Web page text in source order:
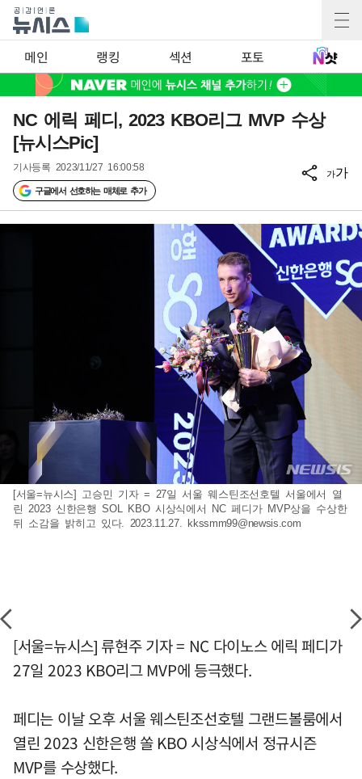
메인 랭킹 섹션 포토
NC 에릭 페디, 2023 KBO리그 MVP 수상
[뉴시스Pic]
기사등록 2023/11/27 16:00:58
구글에서 선호하는 매체로 추가
가가
[서울=뉴시스] 고승민 기자 = 27일 서울 웨스틴조선호텔 서울에서 열
린 2023 신한은행 SOL KBO 시상식에서 NC 페디가 MVP상을 수상한
뒤 소감을 밝히고 있다. 2023.11.27. kkssmm99@newsis.com
[서울=뉴시스] 류현주 기자 = NC 다이노스 에릭 페디가
27일 2023 KBO리그 MVP에 등극했다.
페디는 이날 오후 서울 웨스틴조선호텔 그랜드볼룸에서
열린 2023 신한은행 쏠 KBO 시상식에서 정규시즌
MVP를 수상했다.